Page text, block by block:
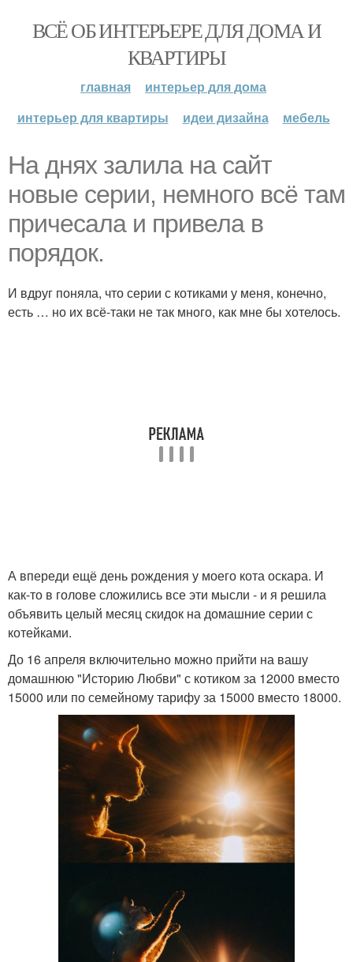
ВСЁ ОБ ИНТЕРЬЕРЕ ДЛЯ ДОМА И
КВАРТИРЫ
главная
интерьер для дома
интерьер для квартиры
идеи дизайна мебель
На днях залила на сайт
новые серии, немного всё там
причесала и привела в
порядок.
И вдруг поняла, что серии с котиками у меня, конечно,
есть … но их всё-таки не так много, как мне бы хотелось.
А впереди ещё день рождения у моего кота оскара. И
как-то в голове сложились все эти мысли - и я решила
объявить целый месяц скидок на домашние серии с
котейками.
До 16 апреля включительно можно прийти на вашу
домашнюю "Историю Любви" с котиком за 12000 вместо
15000 или по семейному тарифу за 15000 вместо 18000.